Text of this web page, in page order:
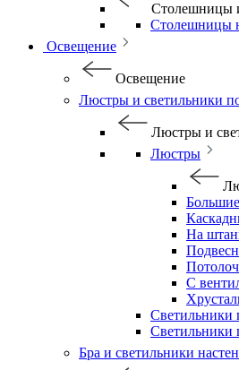
Столешницы и
Столешницы
Освещение
Освещение
Люстры и светильники
Люстры и
Люстры
Большие
На
С
Светильники
Светильники
Бра и светильники